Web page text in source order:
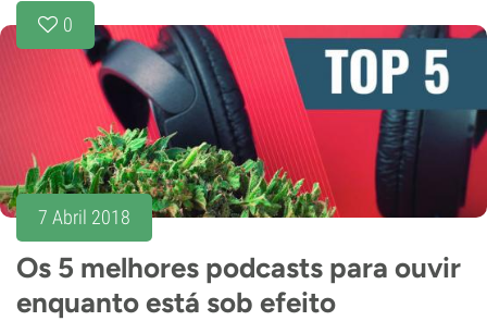
0
7 Abril 2018
Os 5 melhores podcasts para ouvir
enquanto está sob efeito